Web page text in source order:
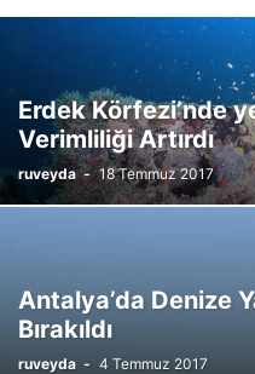
Erdek Körfezi’nde
Verimliliği Artırdı
ruveyda - 18 Temmuz 2017
Antalya’da Denize
Bırakıldı
ruveyda - 4 Temmuz 2017